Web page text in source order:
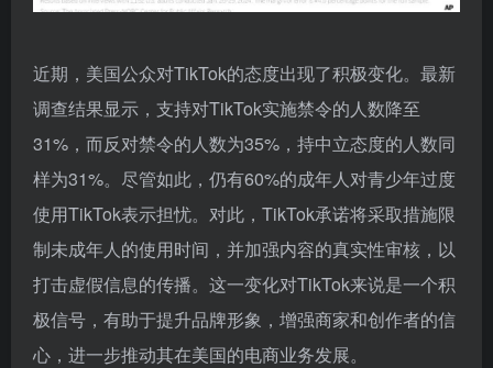
近期，美国公众对TikTok的态度出现了积极变化。最新
调查结果显示，支持对TikTok实施禁令的人数降至
31%，而反对禁令的人数为35%，持中立态度的人数同
样为31%。尽管如此，仍有60%的成年人对青少年过度
使用TikTok表示担忧。对此，TikTok承诺将采取措施限
制未成年人的使用时间，并加强内容的真实性审核，以
打击虚假信息的传播。这一变化对TikTok来说是一个积
极信号，有助于提升品牌形象，增强商家和创作者的信
心，进一步推动其在美国的电商业务发展。